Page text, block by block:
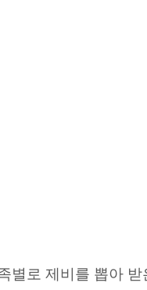
별로 제비를 뽑아